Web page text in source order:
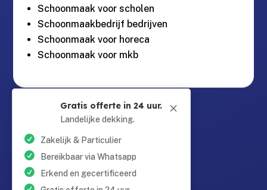
Schoonmaak voor scholen
Schoonmaakbedrijf bedrijven
Schoonmaak voor horeca
Schoonmaak voor mkb
Guntersteinweg 377,
2531KA Den Haag

M
Gratis offerte in 24 uur.
Landelijke dekking.
Zakelijk & Particulier
Bereikbaar via Whatsapp
Erkend en gecertificeerd